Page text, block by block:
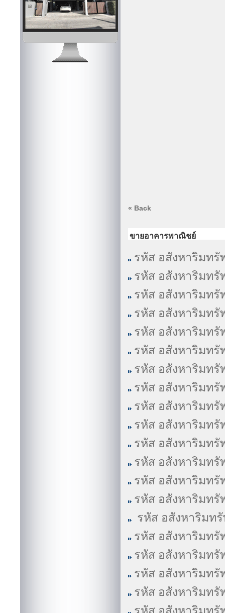
« Back
ขายอาคารพาณิชย์
รหัส อสังหาริมทรั
รหัส อสังหาริมทรั
รหัส อสังหาริมทรั
รหัส อสังหาริมทรั
รหัส อสังหาริมทรั
รหัส อสังหาริมทรั
รหัส อสังหาริมทรั
รหัส อสังหาริมทรั
รหัส อสังหาริมทรั
รหัส อสังหาริมทรั
รหัส อสังหาริมทรั
รหัส อสังหาริมทรั
รหัส อสังหาริมทรั
รหัส อสังหาริมทรั
รหัส อสังหาริมท
รหัส อสังหาริมทรั
รหัส อสังหาริมทรั
รหัส อสังหาริมทรั
รหัส อสังหาริมทรั